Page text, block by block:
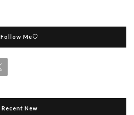
Follow Me♡
Recent New